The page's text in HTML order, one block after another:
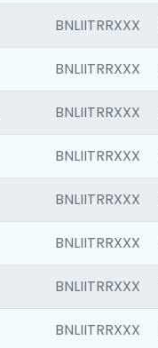
BNLIITRRXXX
BNLIITRRXXX
BNLIITRRXXX
BNLIITRRXXX
BNLIITRRXXX
BNLIITRRXXX
BNLIITRRXXX
BNLIITRRXXX